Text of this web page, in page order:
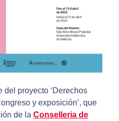
del proyecto ‘Derechos
y exposición’, que
de la Conselleria de